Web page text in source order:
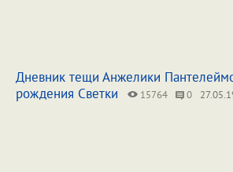
Дневник тещи Анжелики
рождения Светки
15764 0